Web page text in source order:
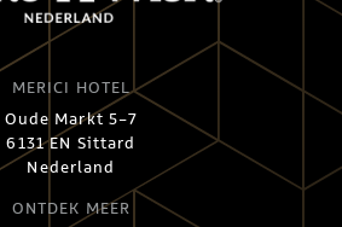
MERICI HOTEL
Oude Markt 5-7
6131 EN Sittard
Nederland
ONTDEK MEER